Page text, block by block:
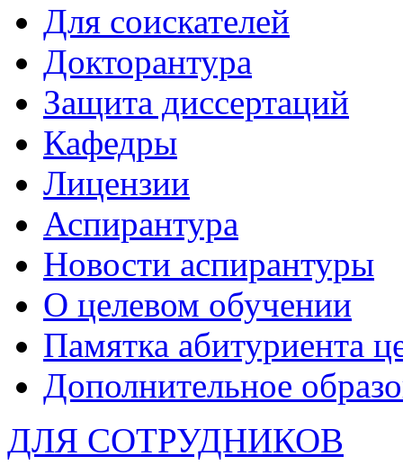
Для соискателей
Докторантура
Защита диссертаций
Кафедры
Лицензии
Аспирантура
Новости аспирантуры
О целевом обучении
Памятка абитуриента
Дополнительное
ДЛЯ СОТРУДНИКОВ